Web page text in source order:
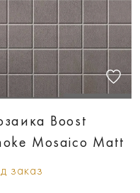
Boost
Mosaico Matt
заказ